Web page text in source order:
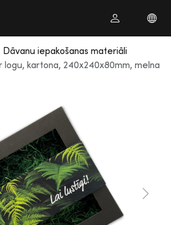
Dāvanu iepakošanas materiāli
logu, kartona, 240x240x80mm, melna
Next